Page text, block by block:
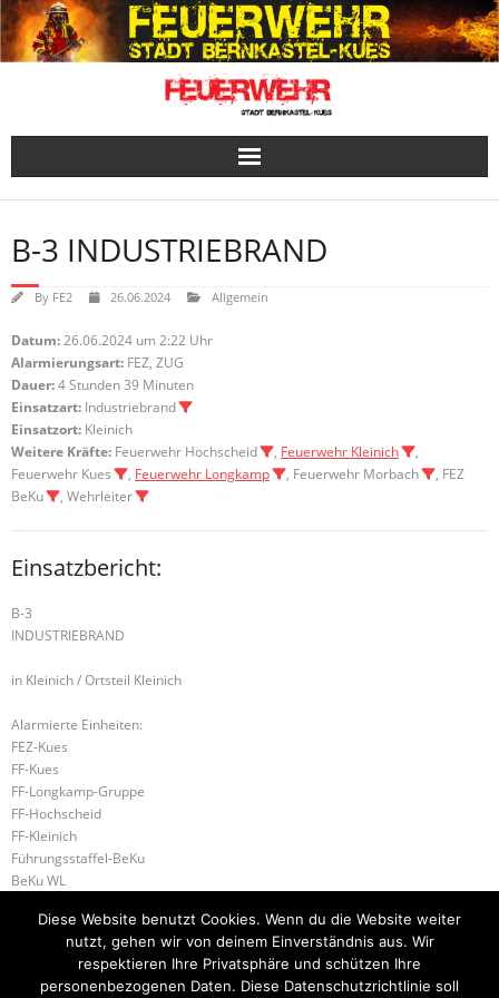
Skip
to
content
B-3 INDUSTRIEBRAND
By FE2 26.06.2024 Allgemein
Datum:26.06.2024 um 2:22 Uhr
Alarmierungsart: FEZ, ZUG
Dauer:4 Stunden 39 Minuten
Einsatzart: Industriebrand
Einsatzort: Kleinich
Weitere Kräfte: Feuerwehr Hochscheid , Feuerwehr Kleinich
,
Feuerwehr Kues
, Feuerwehr Longkamp , Feuerwehr Morbach
, FEZ
BeKu
, Wehrleiter
Einsatzbericht:
B-3
INDUSTRIEBRAND
in Kleinich / Ortsteil Kleinich
Alarmierte Einheiten:
FEZ-Kues
FF-Kues
FF-Longkamp-Gruppe
FF-Hochscheid
FF-Kleinich
Führungsstaffel-BeKu
BeKu WL
BKI (LK BKS-WIL)
ILtS-Trier-Lagedienstführer
Diese Website benutzt Cookies. Wenn du die Website weiter
nutzt, gehen wir von deinem Einverständnis aus. Wir
respektieren Ihre Privatsphäre und schützen Ihre
personenbezogenen Daten. Diese Datenschutzrichtlinie soll